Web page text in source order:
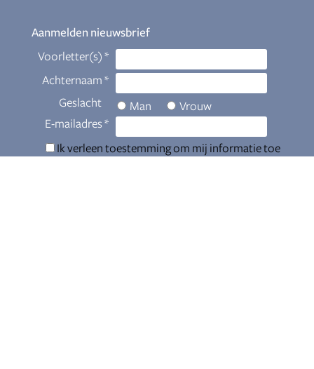
Aanmelden nieuwsbrief